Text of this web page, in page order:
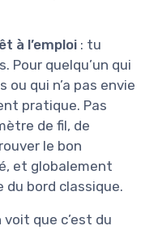
à l’emploi : tu
Pour quelqu’un qui
qui n’a pas envie
pratique. Pas
de fil, de
le bon
et globalement
du bord classique.
que c’est du